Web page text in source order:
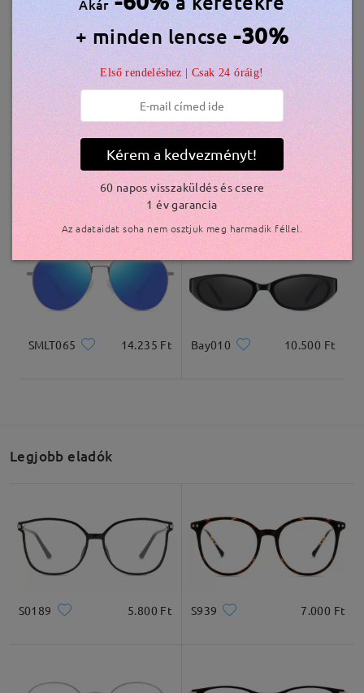
Elküldve
szállítási idő
5-7 munkanap
részletek
Kiszállítva
Hasonló keretek
FT26801 10.500 Ft S65308 11.000 Ft
SMLT065 14.235 Ft Bay010 10.500 Ft
Legjobb eladók
S0189 5.800 Ft S939 7.000 Ft
Akár
+ minden lencse -30%
Első rendeléshez | Csak 24 óráig!
Kérem a kedvezményt!
60 napos visszaküldés és csere
1 év garancia
Az adataidat soha nem osztjuk meg harmadik féllel.